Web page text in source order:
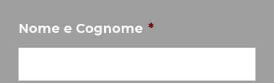
Nome e Cognome *